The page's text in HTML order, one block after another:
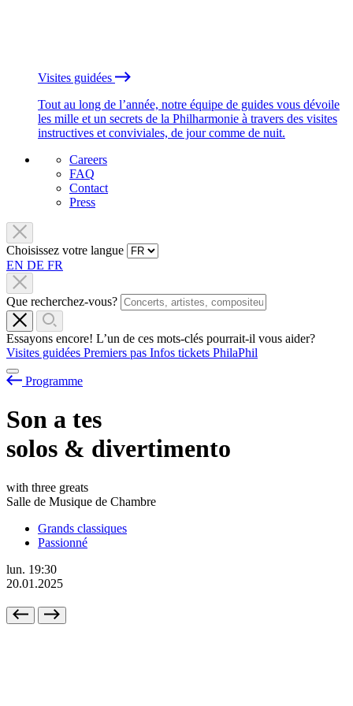
Visites guidées
Tout au long de l’année, notre équipe de guides vous dévoile
les mille et un secrets de la Philharmonie à travers des visites
instructives et conviviales, de jour comme de nuit.
Careers
FAQ
Contact
Press
Choisissez votre langue
EN DE FR
Que recherchez-vous?
Essayons encore! L’un de ces mots-clés pourrait-il vous aider?
Visites guidées Premiers pas Infos tickets PhilaPhil
Programme
Son a tes
solos & divertimento
with three greats
Salle de Musique de Chambre
Grands classiques
Passionné
lun. 19:30
20.01.2025